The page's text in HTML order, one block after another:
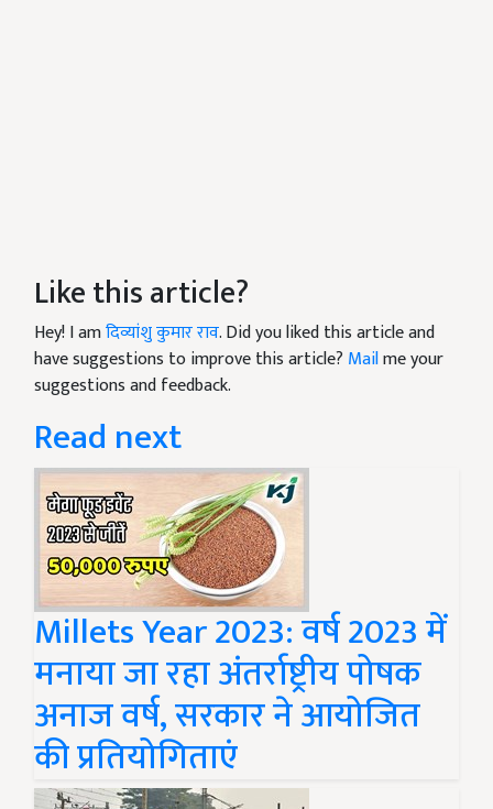
Like this article?
Hey! I amदिव्यांशु कुमार राव. Did you liked this article and
have suggestions to improve this article? Mailme your
suggestions and feedback.
Read next
Millets Year 2023: वर्ष 2023 में
मनाया जा रहा अंतर्राष्ट्रीय पोषक
अनाज वर्ष, सरकार ने आयोजित
की प्रतियोगिताएं